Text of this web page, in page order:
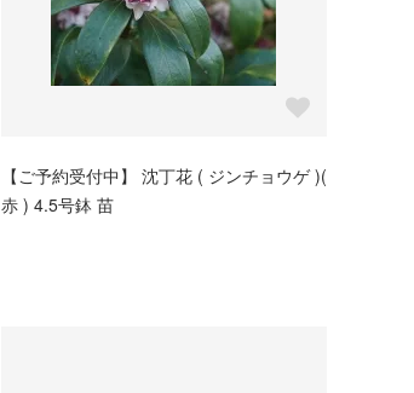
【ご予約受付中】 沈丁花 ( ジンチョウゲ )(
赤 ) 4.5号鉢 苗